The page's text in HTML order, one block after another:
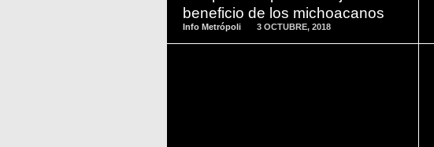
beneficio de los michoacanos
Info Metrópoli 3 OCTUBRE, 2018